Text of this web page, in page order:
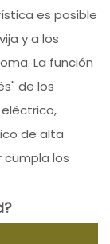
es posible
y a los
La función
de los
de alta
los